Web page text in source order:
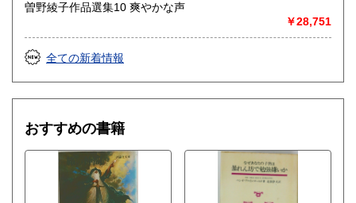
曽野綾子作品選集10 爽やかな声
￥28,751
全ての新着情報
おすすめの書籍